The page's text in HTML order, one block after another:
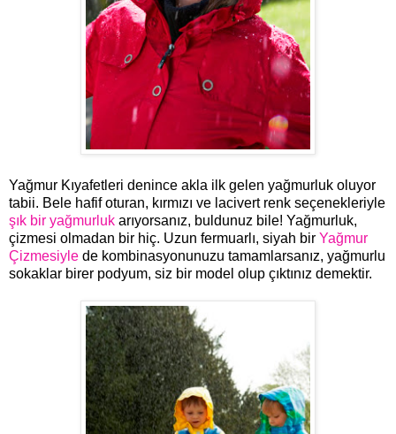
Yağmur Kıyafetleri denince akla ilk gelen yağmurluk oluyor
tabii. Bele hafif oturan, kırmızı ve lacivert renk seçenekleriyle
şık bir yağmurluk arıyorsanız, buldunuz bile! Yağmurluk,
çizmesi olmadan bir hiç. Uzun fermuarlı, siyah bir Yağmur
Çizmesiyle de kombinasyonunuzu tamamlarsanız, yağmurlu
sokaklar birer podyum, siz bir model olup çıktınız demektir.